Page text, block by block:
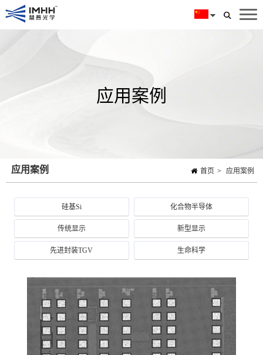
应用案例
首页 > 应用案例
应用案例
硅基Si 化合物半导体
传统显示 新型显示
先进封装TGV 生命科学